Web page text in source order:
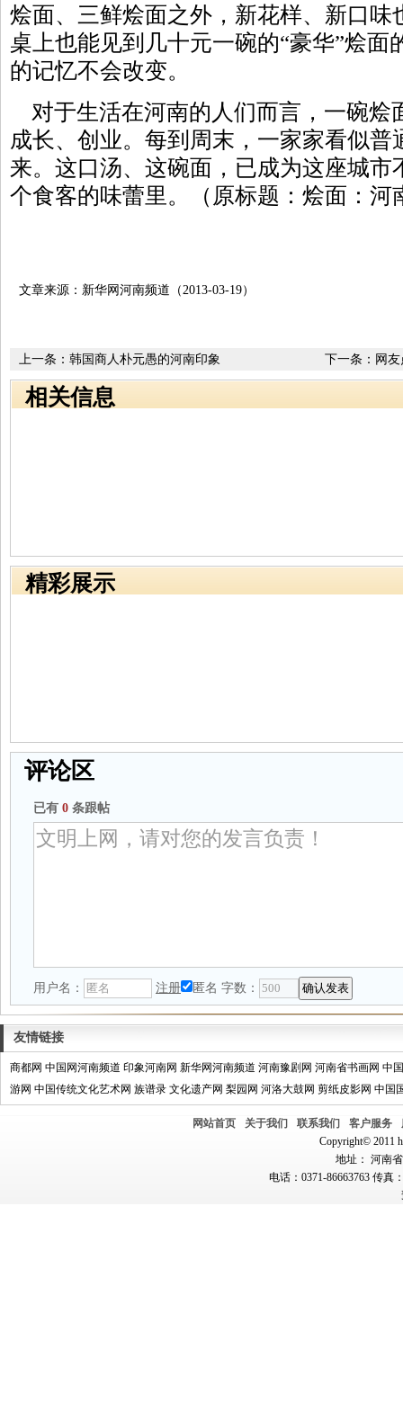
烩面、三鲜烩面之外，新花样、新口味
桌上也能见到几十元一碗的“豪华”烩面
的记忆不会改变。
对于生活在河南的人们而言，一碗烩
成长、创业。每到周末，一家家看似普
来。这口汤、这碗面，已成为这座城市
个食客的味蕾里。（原标题：烩面：河
文章来源：新华网河南频道（2013-03-19）
下一条： 网
上一条： 韩国商人朴元愚的河南印象
相关信息
精彩展示
评论区
已有 0 条跟帖
用户名： 注册 匿名 字数：
友情链接
商都网 中国网河南频道 印象河南网 新华网河南频道 河南豫剧网 河南省书画网 中
游网 中国传统文化艺术网 族谱录 文化遗产网 梨园网 河洛大鼓网 剪纸皮影网 中国
网站首页 关于我们 联系我们 客户服务
Copyright© 2011
地址： 河南
电话：0371-86663763 传真